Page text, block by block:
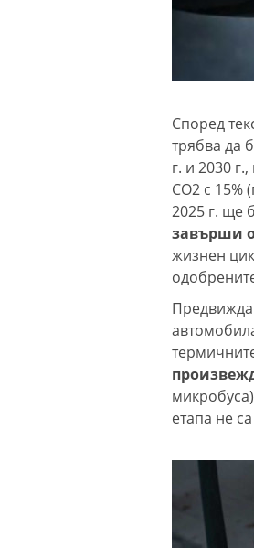
Според
трябва да
г. и 2030
CO2 с 15%
2025 г. ще
завърши
жизнен
Предвижда
етапа не